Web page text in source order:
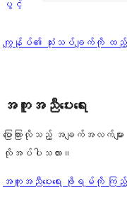
စောင်
သုံးသပ်
ကြယ်
ပွင့်
စောင်
ပွင့်
ကျွန်ုပ်၏ သုံးသပ်ချက်ကို ထ
အကူအညီပေးရေး
ပြောကြားလိုသည့် အချက်အလက်မ
လိုအပ်ပါသလား။
အကူအညီပေးရေး ဖိုရမ်ကို က